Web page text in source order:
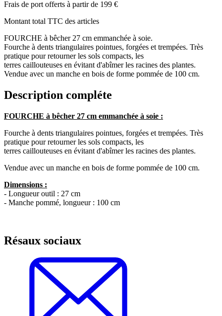
Frais de port offerts à partir de 199 €
Montant total TTC des articles
FOURCHE à bêcher 27 cm emmanchée à soie.
Fourche à dents triangulaires pointues, forgées et trempées. Très
pratique pour retourner les sols compacts, les
terres caillouteuses en évitant d'abîmer les racines des plantes.
Vendue avec un manche en bois de forme pommée de 100 cm.
Description compléte
FOURCHE à bêcher 27 cm emmanchée à soie :
Fourche à dents triangulaires pointues, forgées et trempées. Très
pratique pour retourner les sols compacts, les
terres caillouteuses en évitant d'abîmer les racines des plantes.
Vendue avec un manche en bois de forme pommée de 100 cm.
Dimensions :
- Longueur outil : 27 cm
- Manche pommé, longueur : 100 cm
Résaux sociaux